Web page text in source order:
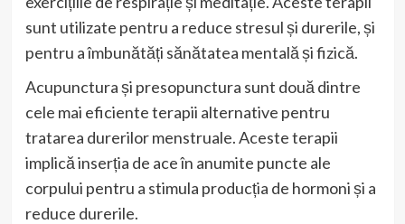
sunt utilizate pentru a reduce stresul și durerile, și
pentru a îmbunătăți sănătatea mentală și fizică.
Acupunctura și presopunctura sunt două dintre
cele mai eficiente terapii alternative pentru
tratarea durerilor menstruale. Aceste terapii
implică inserția de ace în anumite puncte ale
corpului pentru a stimula producția de hormoni și a
reduce durerile.